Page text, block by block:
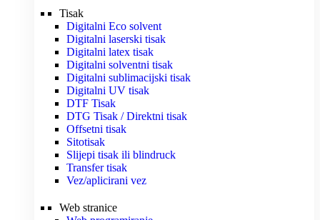
Tisak
Digitalni Eco solvent
Digitalni laserski tisak
Digitalni latex tisak
Digitalni solventni tisak
Digitalni sublimacijski tisak
Digitalni UV tisak
DTF Tisak
DTG Tisak / Direktni tisak
Offsetni tisak
Sitotisak
Slijepi tisak ili blindruck
Transfer tisak
Vez/aplicirani vez
Web stranice